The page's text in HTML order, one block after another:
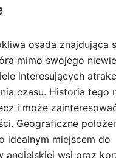
osada znajdująca
mimo swojego
interesujących
czasu. Historia tego
i może
Geograficzne
idealnym miejscem do
angielskiej wsi oraz